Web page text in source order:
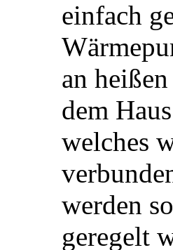
einfach
an
dem
welches
werden
geregelt